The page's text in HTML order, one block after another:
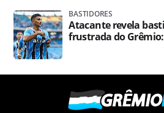
BASTIDORES
Atacante revela
frustrada do